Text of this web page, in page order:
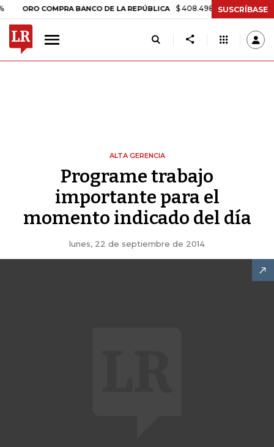
ORO COMPRA BANCO DE LA REPÚBLICA $ 408.498,97 +$ 8.753,81
SUSCRÍBASE
ALTA GERENCIA
Programe trabajo
importante para el
momento indicado del día
lunes, 22 de septiembre de 2014